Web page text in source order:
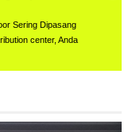
Sering Dipasang
center, Anda